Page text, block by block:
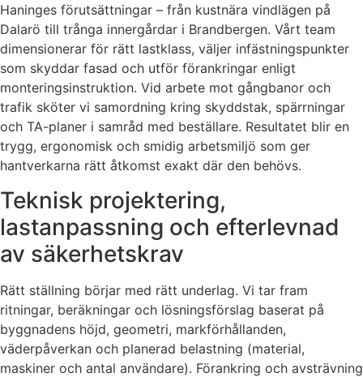
Haninges förutsättningar – från kustnära vindlägen på
Dalarö till trånga innergårdar i Brandbergen. Vårt team
dimensionerar för rätt lastklass, väljer infästningspunkter
som skyddar fasad och utför förankringar enligt
monteringsinstruktion. Vid arbete mot gångbanor och
trafik sköter vi samordning kring skyddstak, spärrningar
och TA-planer i samråd med beställare. Resultatet blir en
trygg, ergonomisk och smidig arbetsmiljö som ger
hantverkarna rätt åtkomst exakt där den behövs.
Teknisk projektering,
lastanpassning och efterlevnad
av säkerhetskrav
Rätt ställning börjar med rätt underlag. Vi tar fram
ritningar, beräkningar och lösningsförslag baserat på
byggnadens höjd, geometri, markförhållanden,
väderpåverkan och planerad belastning (material,
maskiner och antal användare). Förankring och avsträvning